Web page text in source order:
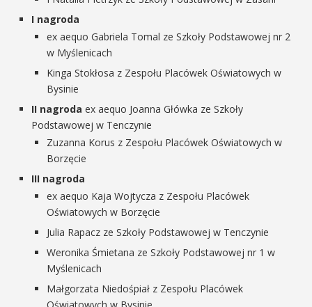
I nagroda
ex aequo Gabriela Tomal ze Szkoły Podstawowej nr 2
w Myślenicach
Kinga Stokłosa z Zespołu Placówek Oświatowych w
Bysinie
II nagroda ex aequo Joanna Główka ze Szkoły
Podstawowej w Tenczynie
Zuzanna Korus z Zespołu Placówek Oświatowych w
Borzęcie
III nagroda
ex aequo Kaja Wojtycza z Zespołu Placówek
Oświatowych w Borzęcie
Julia Rapacz ze Szkoły Podstawowej w Tenczynie
Weronika Śmietana ze Szkoły Podstawowej nr 1 w
Myślenicach
Małgorzata Niedośpiał z Zespołu Placówek